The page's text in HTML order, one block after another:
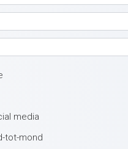
media
tot-mond